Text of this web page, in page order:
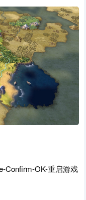
Confirm-OK-重启游戏